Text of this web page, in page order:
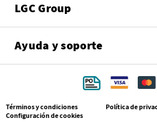
LGC Group
Ayuda y soporte
Términos y condiciones Política de
Configuración de cookies